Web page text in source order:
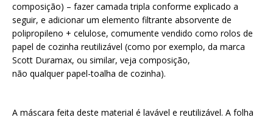
composição) – fazer camada tripla conforme explicado a
seguir, e adicionar um elemento filtrante absorvente de
polipropileno + celulose, comumente vendido como rolos de
papel de cozinha reutilizável (como por exemplo, da marca
Scott Duramax, ou similar, veja composição,
não qualquer papel-toalha de cozinha).
A máscara feita deste material é lavável e reutilizável. A folha